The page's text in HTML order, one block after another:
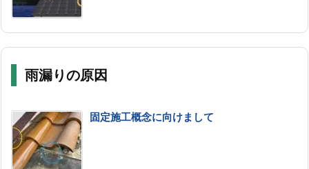
雨漏りの原因
固定施工概念に向けまして